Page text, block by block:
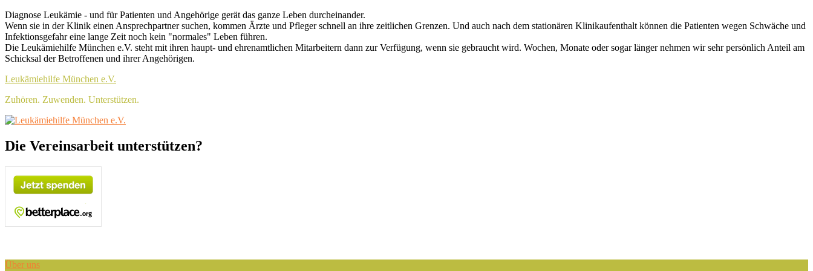
Skip
to
content
Header
Top
Sidebar
Widget
Area
Diagnose Leukämie - und für Patienten und Angehörige gerät das ganze Leben durcheinander.
Wenn sie in der Klinik einen Ansprechpartner suchen, kommen Ärzte und Pfleger schnell an ihre zeitlichen Grenzen. Und auch nach dem stationären Klinikaufenthalt können die Patienten wegen Schwäche und
Infektionsgefahr eine lange Zeit noch kein "normales" Leben führen.
Die Leukämiehilfe München e.V. steht mit ihren haupt- und ehrenamtlichen Mitarbeitern dann zur Verfügung, wenn sie gebraucht wird. Wochen, Monate oder sogar länger nehmen wir sehr persönlich Anteil am
Schicksal der Betroffenen und ihrer Angehörigen.
Leukämiehilfe München e.V.
Zuhören. Zuwenden. Unterstützen.
Header
Sidebar
Widget
Area
Die Vereinsarbeit unterstützen?
Über uns